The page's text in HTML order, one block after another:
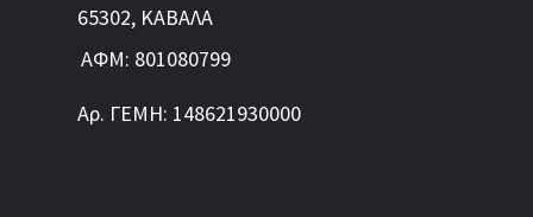
65302, ΚΑΒΑΛΑ
ΑΦΜ: 801080799
Αρ. ΓΕΜΗ: 148621930000